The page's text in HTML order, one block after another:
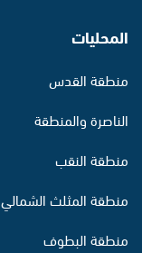
المحليات
منطقة القدس
الناصرة والمنطقة
منطقة النقب
منطقة المثلث الشمالي
منطقة البطوف